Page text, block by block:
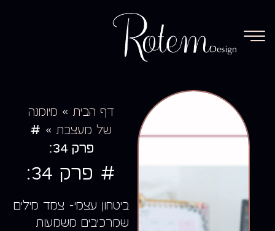
דף הבית » מיומנה
של מעצבת»
#
פרק 34:
# פרק 34:
ביטחון עצמי- צמד מילים
שמרכיבים משמעות